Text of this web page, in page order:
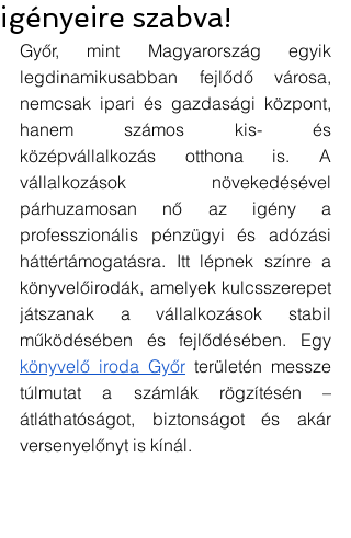
igényeire szabva!
Győr, mint Magyarország egyik
legdinamikusabban fejlődő városa,
nemcsak ipari és gazdasági központ,
hanem számos kis- és
középvállalkozás otthona is. A
vállalkozások növekedésével
párhuzamosan nő az igény a
professzionális pénzügyi és adózási
háttértámogatásra. Itt lépnek színre a
könyvelőirodák, amelyek kulcsszerepet
játszanak a vállalkozások stabil
könyvelő iroda Győr területén messze
túlmutat a számlák rögzítésén –
átláthatóságot, biztonságot és akár
versenyelőnyt is kínál.